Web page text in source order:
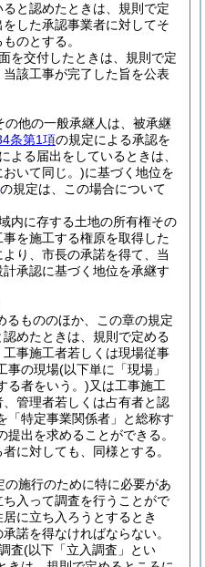
と認めたときは、規則で定
した承認事業者に対してそ
のとする。
を交付したときは、規則で定
該工事が完了した旨を公表
の他の一般承継人は、被承継
条第1項の規定による承認を
よる届出をしているときは、
おいて同じ。)に基づく地位を
の規定は、この場合について
内に存する土地の所有権その
を施工する権原を取得した
り、市長の承諾を得て、当
承認に基づく地位を承継す
るもののほか、この章の規定
めたときは、規則で定める
事施工者若しくは現場従事
事の現場(以下単に「現場」
る者をいう。)又は工事施工
管理者若しくは占有者と認
「特定事業関係者」と総称す
出を求めることができる。
に対しても、同様とする。
施行のために特に必要があ
入って調査を行うことがで
に立ち入ろうとするとき
諾を得なければならない。
査(以下「立入調査」とい